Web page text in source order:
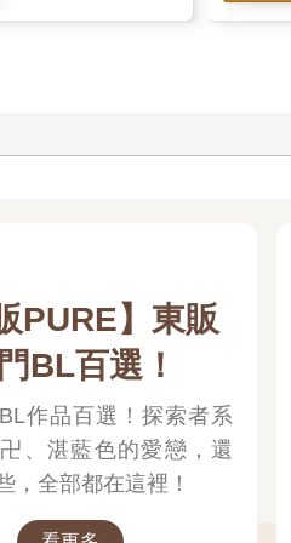
PURE】東販
BL百選！
作品百選！探索者系
、湛藍色的愛戀，還
，全部都在這裡！